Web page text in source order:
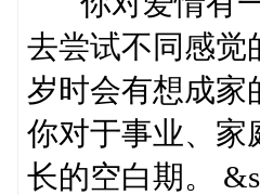
去尝试不同感觉
岁时会有想成家
你对于事业、家
长的空白期。